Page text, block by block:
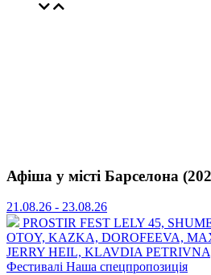
Афіша у місті Барселона
21.08.26 - 23.08.26
PROSTIR FEST ⁠LELY 45,
OTOY, KAZKA, DOROFEEVA,
⁠JERRY HEIL, ⁠⁠KLAVDIA
Фестивалі Наша спецпропозиція